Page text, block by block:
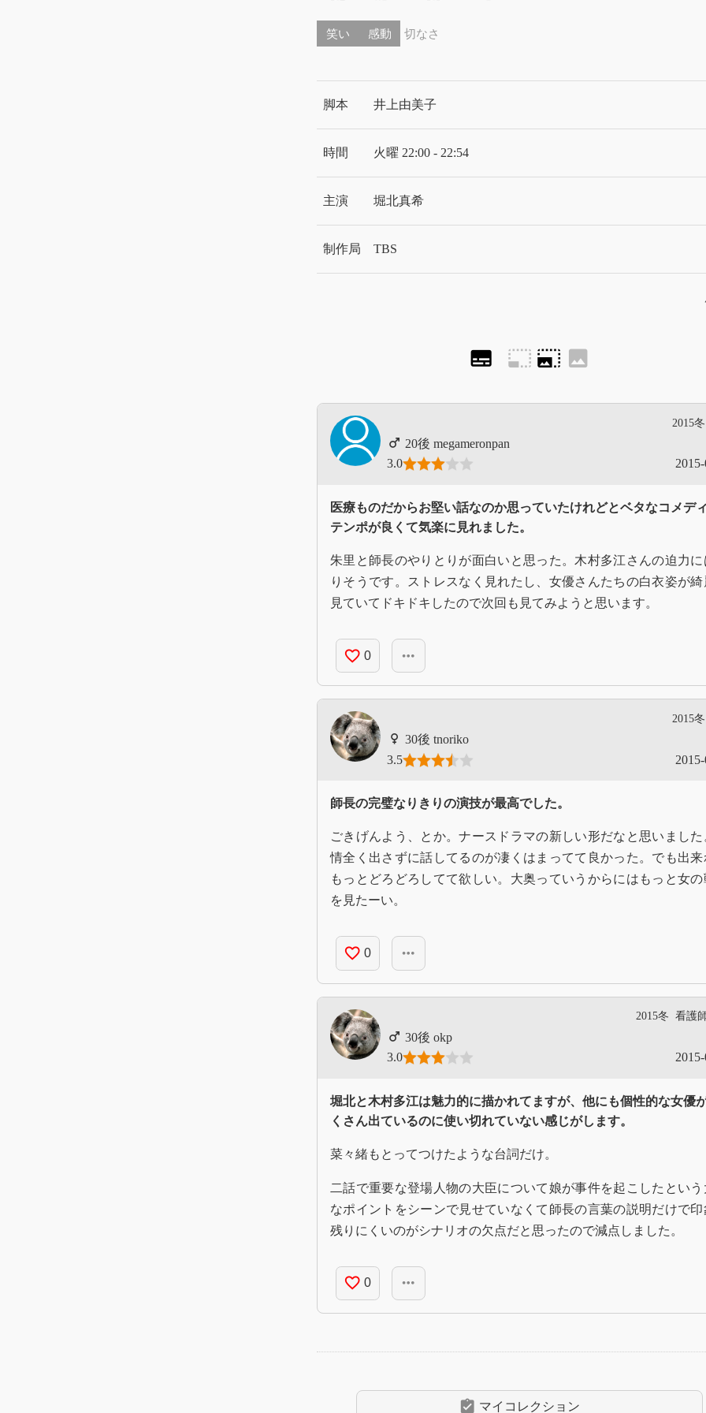
笑い 感動 切なさ
脚本 井上由美子
時間 火曜 22:00 - 22:54
主演 堀北真希
制作局 TBS
subtitles photo_size_select_small photo_size_select_large image
2015冬
megameronpan
3.0
医療ものだからお堅い話なのか思っていたけれどとベタなコメデ
テンポが良くて気楽に見れました。
朱里と師長のやりとりが面白いと思った。木村多江さんの迫力に
りそうです。ストレスなく見れたし、女優さんたちの白衣姿が綺
見ていてドキドキしたので次回も見てみようと思います。
favorite_border 0 more_horiz
2015冬
tnoriko
3.5
師長の完璧なりきりの演技が最高でした。
ごきげんよう、とか。ナースドラマの新しい形だなと思いました
情全く出さずに話してるのが凄くはまってて良かった。でも出来
もっとどろどろしてて欲しい。大奥っていうからにはもっと女の
を見たーい。
favorite_border 0 more_horiz
2015冬 看護
okp
3.0
堀北と木村多江は魅力的に描かれてますが、他にも個性的な女優
くさん出ているのに使い切れていない感じがします。
菜々緒もとってつけたような台詞だけ。
二話で重要な登場人物の大臣について娘が事件を起こしたという
なポイントをシーンで見せていなくて師長の言葉の説明だけで印
残りにくいのがシナリオの欠点だと思ったので減点しました。
favorite_border 0 more_horiz
assignment_turned_in マイコレクション